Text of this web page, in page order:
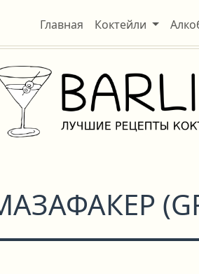
Главная Коктейли
(